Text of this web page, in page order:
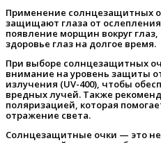
Применение солнцезащитных
защищают глаза от
появление морщин вокруг
здоровье глаз на долгое время.
При выборе солнцезащитных
внимание на уровень защиты
излучения (UV-400), чтобы
вредных лучей. Также
поляризацией, которая
отражение света.
Солнцезащитные очки — это не